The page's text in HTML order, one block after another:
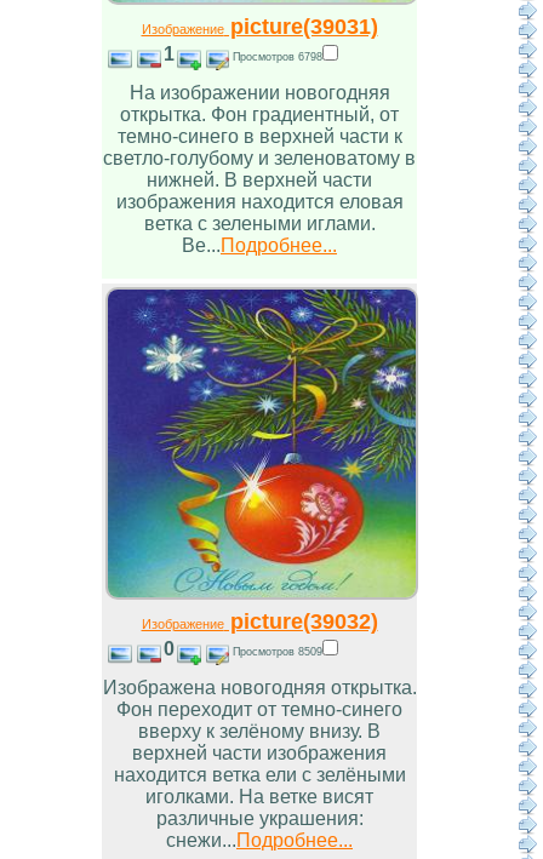
Изображениеpicture(39031)
1 Просмотров 6798
На изображении новогодняя
открытка. Фон градиентный, от
темно-синего в верхней части к
светло-голубому и зеленоватому в
нижней. В верхней части
изображения находится еловая
ветка с зелеными иглами.
Ве...Подробнее...
Изображениеpicture(39032)
0 Просмотров 8509
Изображена новогодняя открытка.
Фон переходит от темно-синего
вверху к зелёному внизу. В
верхней части изображения
находится ветка ели с зелёными
иголками. На ветке висят
различные украшения:
снежи...Подробнее...